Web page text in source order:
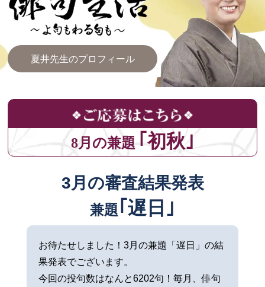
夏井先生のプロフィール
8月の兼題 ｢初秋｣
3月の審査結果発表
兼題｢遅日｣
お待たせしました！3月の兼題「遅日」の結
果発表でございます。
今回の投句数はなんと6202句！毎月、俳句